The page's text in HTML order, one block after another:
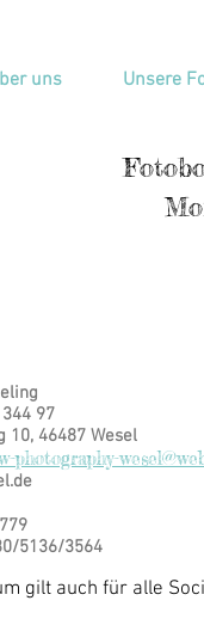
uns Unsere
97
10, 46487 Wesel
photography-
5136/3564
gilt auch für alle